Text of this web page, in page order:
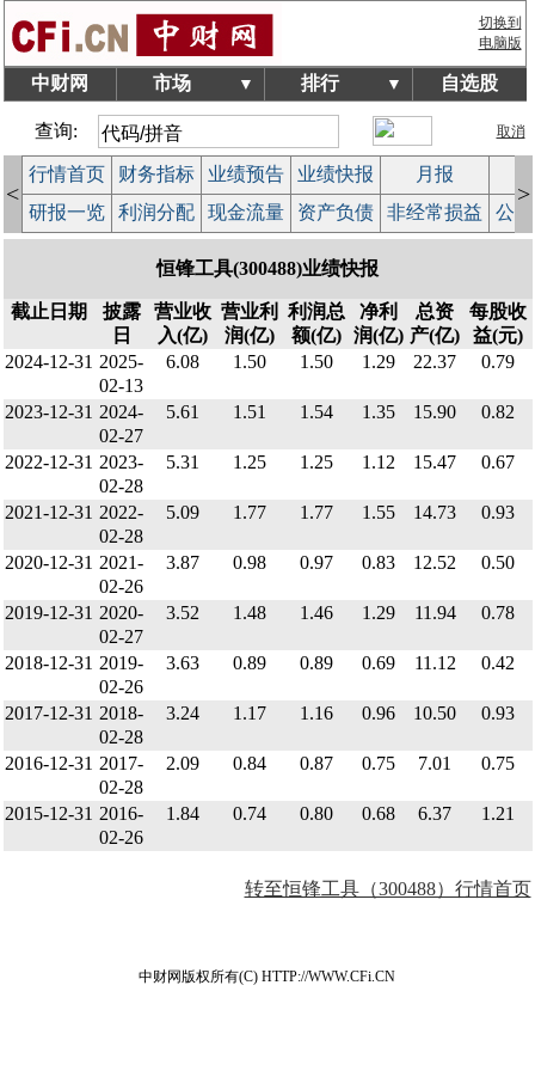
切换到
电脑版
中财网 市场 ▼ 排行 ▼ 自选股
查询: 取消
<
行情首页 财务指标 业绩预告 业绩快报 月报
研报一览
利润分配 现金流量 资产负债 非经常损益 公
>
恒锋工具(300488)业绩快报
截止日期
披露
日
营业收
入(亿)
营业利
润(亿)
利润总
额(亿)
净利
润(亿)
总资
产(亿)
每股收
益(元)
2024-12-31 2025-
02-13
6.08 1.50 1.50 1.29 22.37 0.79
2023-12-31 2024-
02-27
5.61 1.51 1.54 1.35 15.90 0.82
2022-12-31 2023-
02-28
5.31 1.25 1.25 1.12 15.47 0.67
2021-12-31 2022-
02-28
5.09 1.77 1.77 1.55 14.73 0.93
2020-12-31 2021-
02-26
3.87 0.98 0.97 0.83 12.52 0.50
2019-12-31 2020-
02-27
3.52 1.48 1.46 1.29 11.94 0.78
2018-12-31 2019-
02-26
3.63 0.89 0.89 0.69 11.12 0.42
2017-12-31 2018-
02-28
3.24 1.17 1.16 0.96 10.50 0.93
2016-12-31 2017-
02-28
2.09 0.84 0.87 0.75 7.01 0.75
2015-12-31 2016-
02-26
1.84 0.74 0.80 0.68 6.37 1.21
转至恒锋工具（300488）行情首页
中财网版权所有(C) HTTP://WWW.CFi.CN